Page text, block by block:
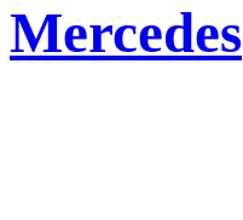
Mercedes